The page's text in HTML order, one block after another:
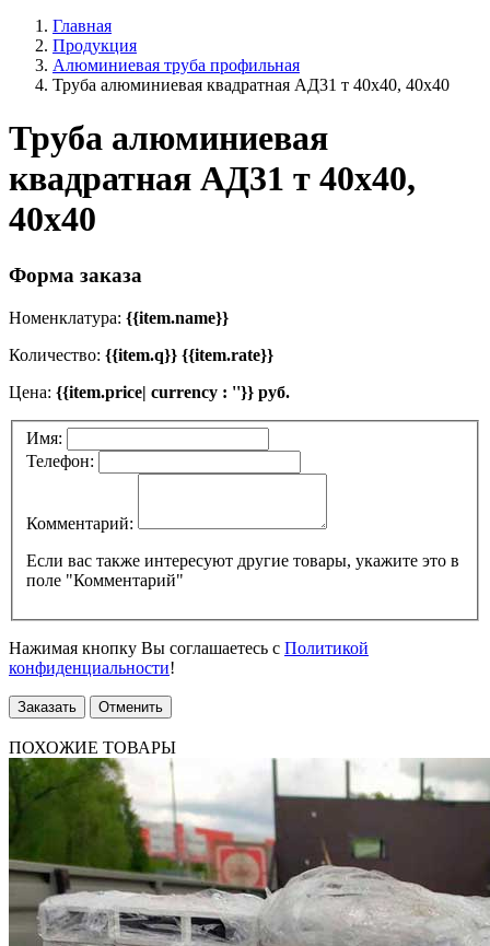
Главная
Продукция
Алюминиевая труба профильная
Труба алюминиевая квадратная АД31 т 40х40, 40х40
Труба алюминиевая
квадратная АД31 т 40х40,
40х40
Форма заказа
Номенклатура: {{item.name}}
Количество: {{item.q}} {{item.rate}}
Цена: {{item.price| currency : ''}} руб.
Имя:
Телефон:
Комментарий:
Если вас также интересуют другие товары, укажите это в
поле "Комментарий"
Нажимая кнопку Вы соглашаетесь с Политикой
конфиденциальности!
Заказать Отменить
ПОХОЖИЕ ТОВАРЫ